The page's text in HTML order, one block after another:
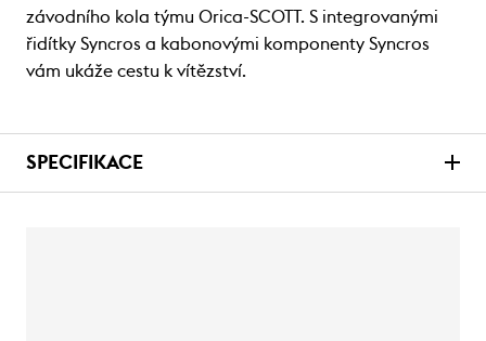
závodního kola týmu Orica-SCOTT. S integrovanými
řidítky Syncros a kabonovými komponenty Syncros
vám ukáže cestu k vítězství.
SPECIFIKACE